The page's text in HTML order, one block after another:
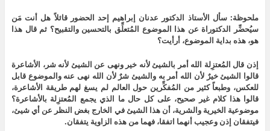
ملحوظة: سأل الأستاذ الدكتور عدنان إبراهيم إحد الحضور قائلاً هل أنت مَن
سيُحضِّر الدكتوراة عن هذا الموضوع المُتعلِّق بالتحسين والتقبيح؟ ثم قال هذا
هو، هذه بداية الموضوع، أرأيت؟
إذن قال المُعتزِلة الله أمر بالشيئ لأنه خير ونهى عن الشيئ لأنه شر، الأشاعرة
قالوا الشيئ خيرٌ لأن الله أمر به والشيئ شرٌ لأن الله نهى عنه والموضوع قابل
للعكس، وطبعاً كثير من المُفكِّرين حول العالم لم يسغ لهم طريقة الأشاعرة،
قالوا هذا كلام غير صحيح، على كل حال ما الذي يجمع المُعتزِلة بالأشاعرة؟
موضوعية الخيرية والشرية، أن هذا الشيئ في الخارج بغض النظر عن أي شيئ،
فيتفقان إذن وعجيب أنهما اتفقا، فهما من هذه الزاوية يتفقان.